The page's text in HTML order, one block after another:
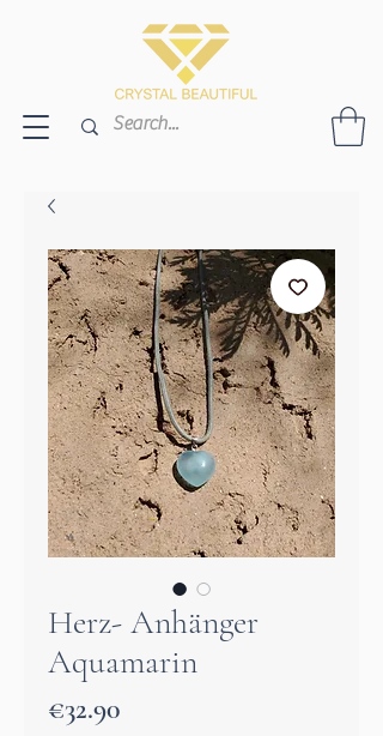
Herz- Anhänger
Aquamarin
€32.90Price